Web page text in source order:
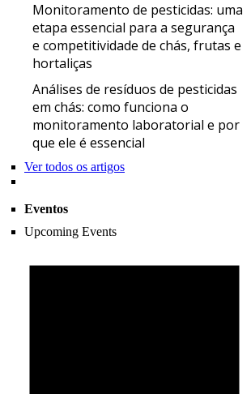
Monitoramento de pesticidas: uma
etapa essencial para a segurança
e competitividade de chás, frutas e
hortaliças
Análises de resíduos de pesticidas
em chás: como funciona o
monitoramento laboratorial e por
que ele é essencial
Ver todos os artigos
Eventos
Upcoming Events